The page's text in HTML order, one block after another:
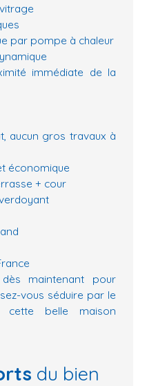
par pompe à chaleur
immédiate de la
aucun gros travaux à
économique
+ cour
maintenant pour
vous séduire par le
cette belle maison
du bien